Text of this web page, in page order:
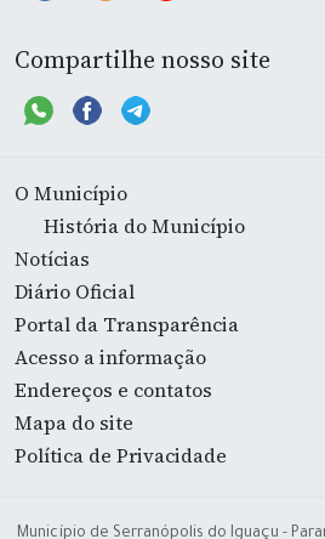
Compartilhe nosso site
O Município
História do Município
Notícias
Diário Oficial
Portal da Transparência
Acesso a informação
Endereços e contatos
Mapa do site
Política de Privacidade
Município de Serranópolis do Iguaçu -